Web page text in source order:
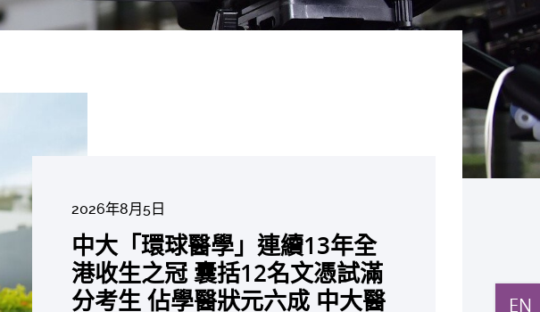
EN
2026年8月5日
中大「環球醫學」連續13年全
港收生之冠 囊括12名文憑試滿
分考生 佔學醫狀元六成 中大醫
2026年7月27日
中大成立嶄新 ITECH醫療科技
評估平台 推動健康經濟分析及
中大研發「AI-OCT」系統助測
糖尿黃斑水腫 假陽性轉介個案
中大黃秀娟教授獲頒中國工程界
最高榮譽「光華工程科技獎」
中大新設「香港中文大學鳳凰獎
學金」嘉許公開試狀元 鼓勵學
中大全新一站式PGT-Plus方案
精準辨識傳統檢測中複雜基因異
2026年6月22日
中大發現青光眼治療新靶點 小
鼠實驗證實可恢復七成視力 有
2026年6月17日
中大成功拆解肝癌免疫治療耐藥
性機制 揭一種免疫細胞具「除
2026年6月10日
中大與多名全球專家共同牽頭跨
國肺癌研究 逾半晚期ALK陽性
肺癌病人七年無惡化 因特定基
2026年6月5日
中大教授陳重娥獲頒「清野裕傑
出領袖獎」 成為本港首名學者
2026年6月2日
中大匯聚逾200位區域專家 探討
私人醫療保險如何推動全民健康
2026年5月19日
中大張源津醫生成首位亞洲研究
員 榮獲國際泌尿科權威獎項
2026年5月14日
中大取得「從實驗室到臨床應
用」研究突破 初步證實GLP-1